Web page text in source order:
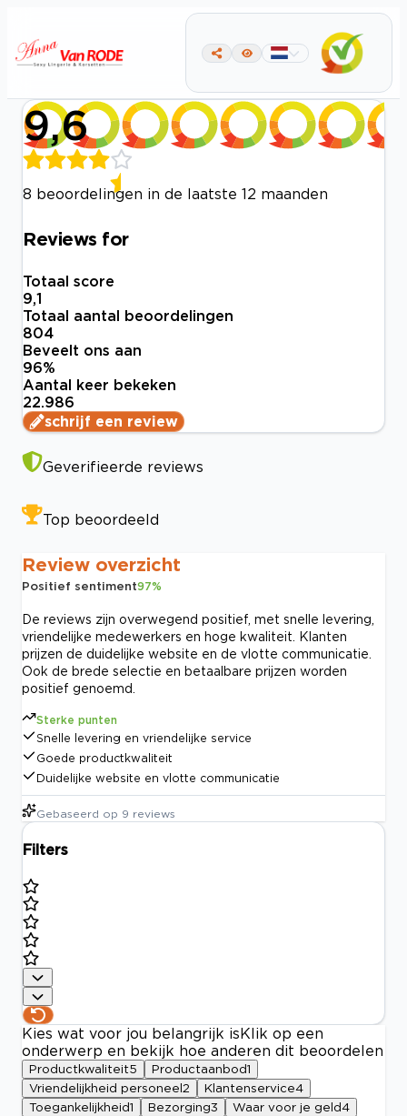
9,6
8 beoordelingen in de laatste 12 maanden
Reviews for
Totaal score
9,1
Totaal aantal beoordelingen
804
Beveelt ons aan
96%
Aantal keer bekeken
22.986
schrijf een review
Geverifieerde reviews
Top beoordeeld
Review overzicht
Positief sentiment97%
De reviews zijn overwegend positief, met snelle levering,
vriendelijke medewerkers en hoge kwaliteit. Klanten
prijzen de duidelijke website en de vlotte communicatie.
Ook de brede selectie en betaalbare prijzen worden
positief genoemd.
Sterke punten
Snelle levering en vriendelijke service
Goede productkwaliteit
Duidelijke website en vlotte communicatie
Gebaseerd op 9 reviews
Filters
Kies wat voor jou belangrijk is Klik op een
onderwerp en bekijk hoe anderen dit beoordelen
Productkwaliteit5 Productaanbod1
Vriendelijkheid personeel 2 Klantenservice4
Toegankelijkheid1 Bezorging3 Waar voor je geld4